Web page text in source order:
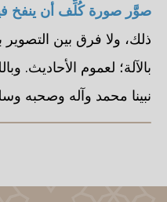
صوَّر صورة كُلِّف أن ينفخ
ذلك، ولا فرق بين التصوير
بالآلة؛ لعموم الأحاديث.
نبينا محمد وآله وصحبه